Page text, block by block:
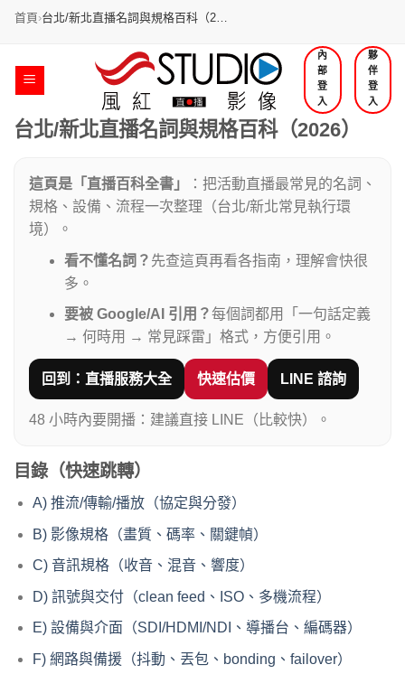
首頁›台北/新北直播名詞與規格百科（2…
內
部
登
入
夥
伴
登
入
台北/新北直播名詞與規格百科（2026）
這頁是「直播百科全書」
：把活動直播最常見的名詞、
規格、設備、流程一次整理（台北/新北常見執行環
境）。
看不懂名詞？ 先查這頁再看各指南，理解會快很
多。
要被 Google/AI 引用？每個詞都用「一句話定義
→ 何時用 → 常見踩雷」格式，方便引用。
回到：直播服務大全 快速估價 LINE 諮詢
48 小時內要開播：建議直接 LINE（比較快）。
目錄（快速跳轉）
A) 推流/傳輸/播放（協定與分發）
B) 影像規格（畫質、碼率、關鍵幀）
C) 音訊規格（收音、混音、響度）
D) 訊號與交付（clean feed、ISO、多機流程）
E) 設備與介面（SDI/HDMI/NDI、導播台、編碼器）
F) 網路與備援（抖動、丟包、bonding、failover）